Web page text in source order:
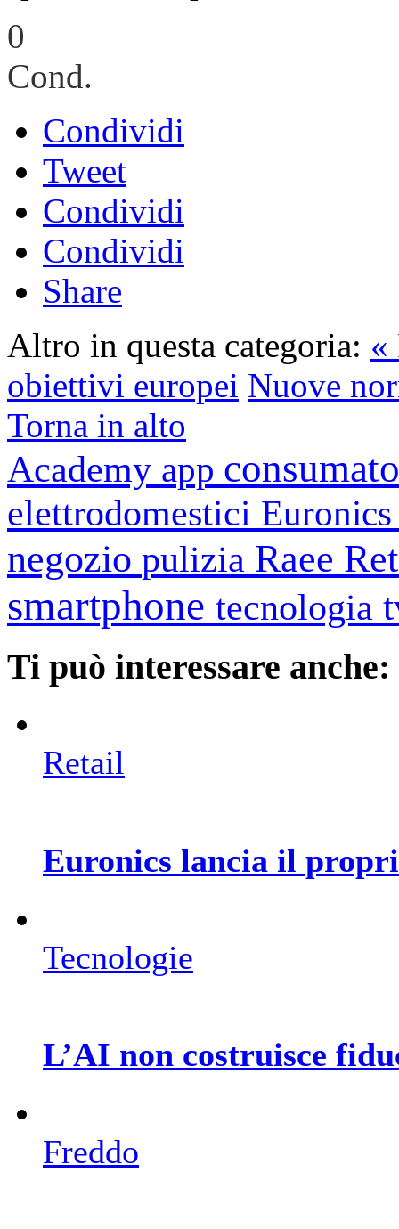
0
Cond.
Condividi
Tweet
Condividi
Condividi
Share
Altro in questa categoria: «
obiettivi europei Nuove
Torna in alto
Academy app
elettrodomestici
negozio pulizia Raee
smartphone tecnologia
Ti può interessare anche:
Retail
Euronics lancia il
Tecnologie
L’AI non costruisce
Freddo